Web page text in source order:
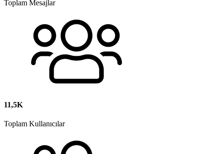
Toplam Mesajlar
11,5K
Toplam Kullanıcılar